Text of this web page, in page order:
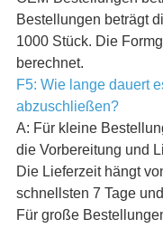
Bestellungen beträgt
1000 Stück. Die
berechnet.
F5: Wie lange dauert
abzuschließen?
A: Für kleine
die Vorbereitung und
Die Lieferzeit hängt
schnellsten 7 Tage
Für große